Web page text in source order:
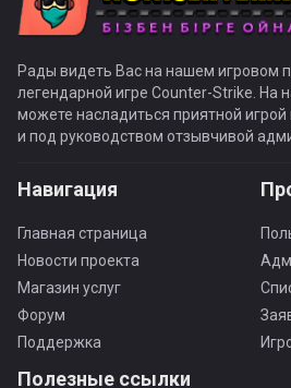
Рады видеть Вас на нашем игровом
легендарной игре Counter-Strike. На
можете насладиться приятной игрой
и под руководством отзывчивой
Навигация
Главная страница
Новости проекта
Магазин услуг
Форум
Поддержка
Полезные ссылки